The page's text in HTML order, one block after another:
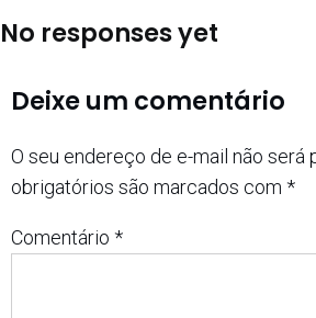
No responses yet
Deixe um comentário
O seu endereço de e-mail não será
obrigatórios são marcados com *
Comentário *